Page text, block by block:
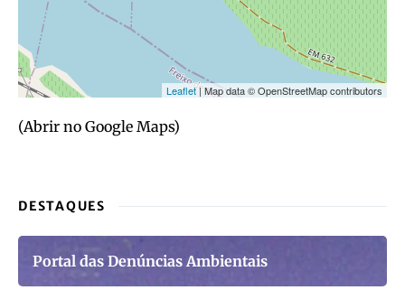
(Abrir no Google Maps)
DESTAQUES
Portal das Denúncias Ambientais